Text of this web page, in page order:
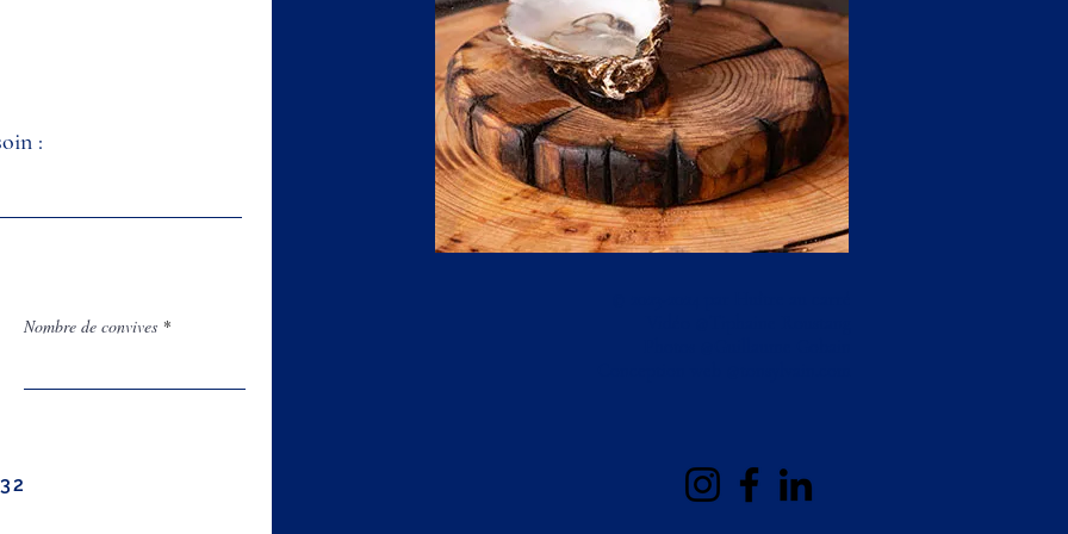
Nombre de convives